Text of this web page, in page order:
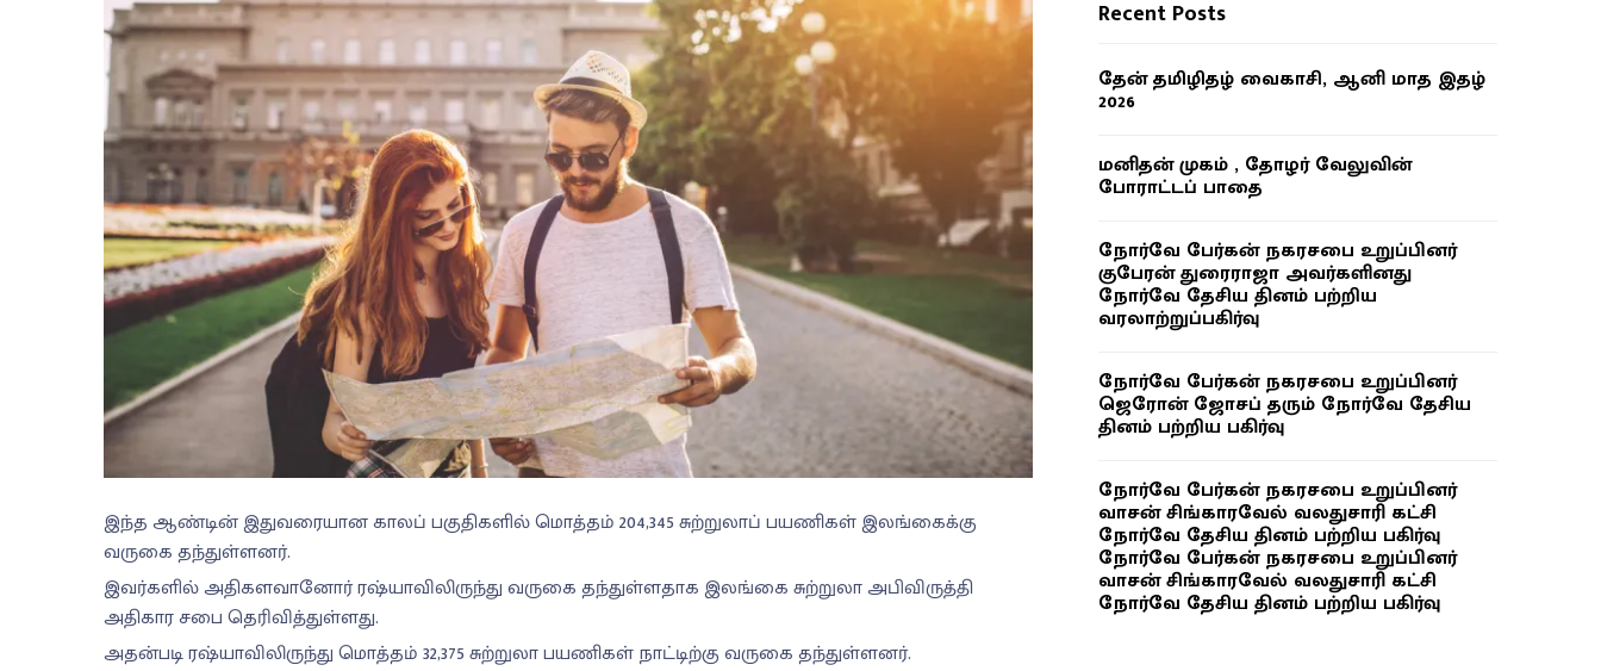
இந்த ஆண்டின் இதுவரையான காலப் பகுதிகளில் மொத்தம் 204,345 சுற்றுலாப் பயணிகள் இலங்கைக்கு
வருகை தந்துள்ளனர்.
இவர்களில் அதிகளவானோர் ரஷ்யாவிலிருந்து வருகை தந்துள்ளதாக இலங்கை சுற்றுலா அபிவிருத்தி
அதிகார சபை தெரிவித்துள்ளது.
அதன்படி ரஷ்யாவிலிருந்து மொத்தம் 32,375 சுற்றுலா பயணிகள் நாட்டிற்கு வருகை தந்துள்ளனர்.
Recent Posts
தேன் தமிழிதழ் வைகாசி, ஆனி மாத இதழ்
2026
மனிதன் முகம் , தோழர் வேலுவின்
போராட்டப் பாதை
நோர்வே பேர்கன் நகரசபை உறுப்பினர்
குபேரன் துரைராஜா அவர்களினது
நோர்வே தேசிய தினம் பற்றிய
வரலாற்றுப்பகிர்வு
நோர்வே பேர்கன் நகரசபை உறுப்பினர்
ஜெரோன் ஜோசப் தரும் நோர்வே தேசிய
தினம் பற்றிய பகிர்வு
நோர்வே பேர்கன் நகரசபை உறுப்பினர்
வாசன் சிங்காரவேல் வலதுசாரி கட்சி
நோர்வே தேசிய தினம் பற்றிய பகிர்வு
நோர்வே பேர்கன் நகரசபை உறுப்பினர்
வாசன் சிங்காரவேல் வலதுசாரி கட்சி
நோர்வே தேசிய தினம் பற்றிய பகிர்வு